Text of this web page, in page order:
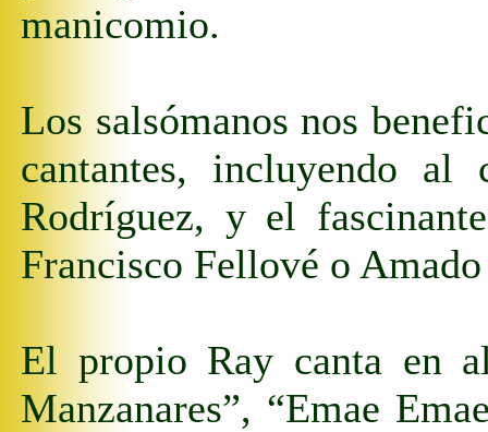
manicomio.
Los salsómanos nos
cantantes, incluyendo
Rodríguez, y el
Francisco Fellové o
El propio Ray canta en
Manzanares”, “Emae